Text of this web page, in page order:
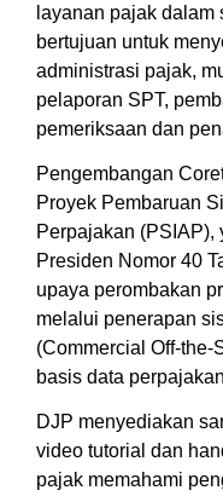
layanan pajak dalam
bertujuan untuk
administrasi pajak,
pelaporan SPT,
pemeriksaan dan
Pengembangan
Proyek Pembaruan
Perpajakan (PSIAP),
Presiden Nomor 40
upaya perombakan
melalui penerapan
(Commercial Off-
basis data
DJP menyediakan
video tutorial dan
pajak memahami